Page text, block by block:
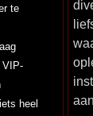
te
VIP-
heel